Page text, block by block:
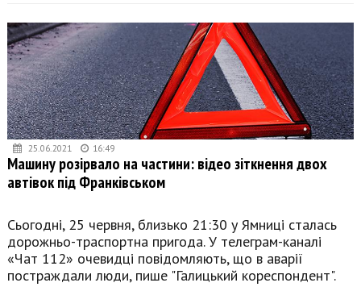
25.06.2021 16:49
Машину розірвало на частини: відео зіткнення двох
автівок під Франківськом
Сьогодні, 25 червня, близько 21:30 у Ямниці сталась
дорожньо-траспортна пригода. У телеграм-каналі
«Чат 112» очевидці повідомляють, що в аварії
постраждали люди, пише "Галицький кореспондент".